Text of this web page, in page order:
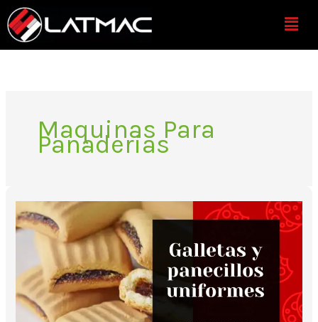
al
contenido
Menú
Maquinas Para
Panaderias
¿Cómo
hacer
galletas
panecillos
uniformes?